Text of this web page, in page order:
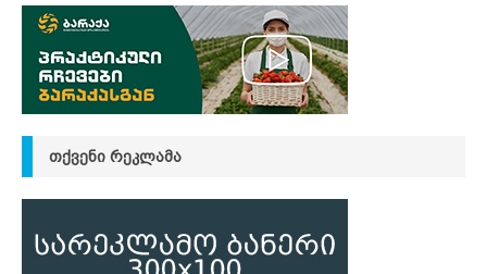
ᲗᲥᲕᲔᲜᲘ ᲠᲔᲙᲚᲐᲛᲐ